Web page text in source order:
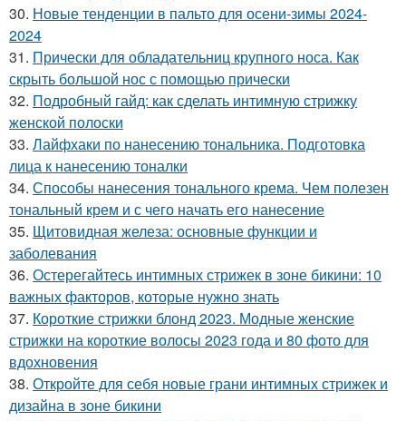
30. Новые тенденции в пальто для осени-зимы 2024-
2024
31. Прически для обладательниц крупного носа. Как
скрыть большой нос с помощью прически
32. Подробный гайд: как сделать интимную стрижку
женской полоски
33. Лайфхаки по нанесению тональника. Подготовка
лица к нанесению тоналки
34. Способы нанесения тонального крема. Чем полезен
тональный крем и с чего начать его нанесение
35. Щитовидная железа: основные функции и
заболевания
36. Остерегайтесь интимных стрижек в зоне бикини: 10
важных факторов, которые нужно знать
37. Короткие стрижки блонд 2023. Модные женские
стрижки на короткие волосы 2023 года и 80 фото для
вдохновения
38. Откройте для себя новые грани интимных стрижек и
дизайна в зоне бикини